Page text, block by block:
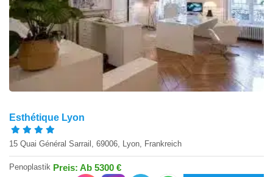
Esthétique Lyon
15 Quai Général Sarrail, 69006, Lyon, Frankreich
Penoplastik Preis: Ab 5300 €